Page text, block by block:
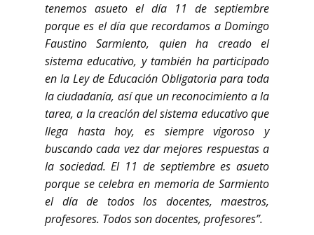
tenemos asueto el día 11 de septiembre
porque es el día que recordamos a Domingo
Faustino Sarmiento, quien ha creado el
sistema educativo, y también ha participado
en la Ley de Educación Obligatoria para toda
la ciudadanía, así que un reconocimiento a la
tarea, a la creación del sistema educativo que
llega hasta hoy, es siempre vigoroso y
buscando cada vez dar mejores respuestas a
la sociedad. El 11 de septiembre es asueto
porque se celebra en memoria de Sarmiento
el día de todos los docentes, maestros,
profesores. Todos son docentes, profesores”.